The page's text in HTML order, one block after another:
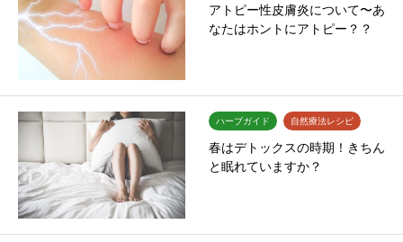
アトピー性皮膚炎について〜あ
なたはホントにアトピー？？
ハーブガイド 自然療法レシピ
春はデトックスの時期！きちん
と眠れていますか？